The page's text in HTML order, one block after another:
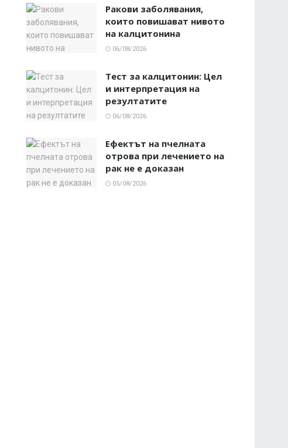
Ракови заболявания,
които повишават нивото
на калцитонина
06/08/2026
Тест за калцитонин: Цел
и интерпретация на
резултатите
06/08/2026
Ефектът на пчелната
отрова при лечението на
рак не е доказан
05/08/2026